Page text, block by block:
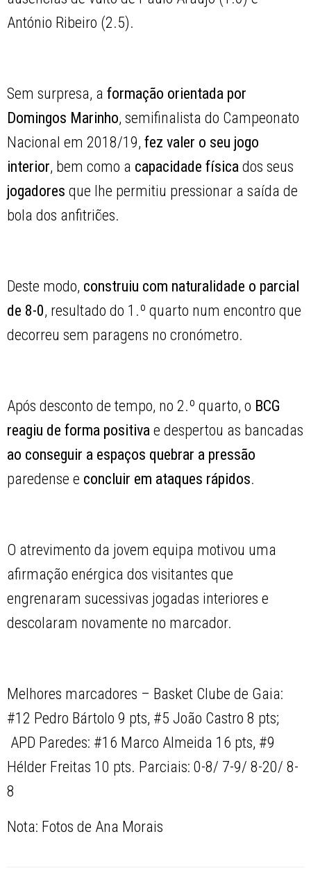
António Ribeiro (2.5).
Sem surpresa, aformação orientada por
Domingos Marinho, semifinalista do Campeonato
Nacional em 2018/19,fez valer o seu jogo
interior, bem como a capacidade física dos seus
jogadores que lhe permitiu pressionar a saída de
bola dos anfitriões.
Deste modo, construiu com naturalidade o parcial
de 8-0, resultado do 1.º quarto num encontro que
decorreu sem paragens no cronómetro.
Após desconto de tempo, no 2.º quarto, o BCG
reagiu de forma positiva e despertou as bancadas
ao conseguir a espaços quebrar a pressão
paredense e concluir em ataques rápidos.
O atrevimento da jovem equipa motivou uma
afirmação enérgica dos visitantes que
engrenaram sucessivas jogadas interiores e
descolaram novamente no marcador.
Melhores marcadores – Basket Clube de Gaia:
#12 Pedro Bártolo 9 pts, #5 João Castro 8 pts;
APD Paredes: #16 Marco Almeida 16 pts, #9
Hélder Freitas 10 pts. Parciais: 0-8/ 7-9/ 8-20/ 8-
8
Nota: Fotos de Ana Morais